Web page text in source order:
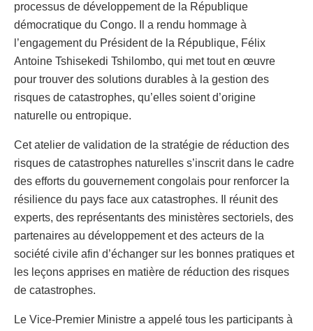
processus de développement de la République
démocratique du Congo. Il a rendu hommage à
l’engagement du Président de la République, Félix
Antoine Tshisekedi Tshilombo, qui met tout en œuvre
pour trouver des solutions durables à la gestion des
risques de catastrophes, qu’elles soient d’origine
naturelle ou entropique.
Cet atelier de validation de la stratégie de réduction des
risques de catastrophes naturelles s’inscrit dans le cadre
des efforts du gouvernement congolais pour renforcer la
résilience du pays face aux catastrophes. Il réunit des
experts, des représentants des ministères sectoriels, des
partenaires au développement et des acteurs de la
société civile afin d’échanger sur les bonnes pratiques et
les leçons apprises en matière de réduction des risques
de catastrophes.
Le Vice-Premier Ministre a appelé tous les participants à